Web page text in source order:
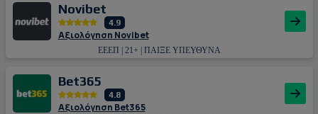
Novibet
4.9
Αξιολόγηση Novibet
ΕΕΕΠ | 21+ | ΠΑΙΞΕ ΥΠΕΥΘΥΝΑ
Bet365
4.8
Αξιολόγηση Bet365